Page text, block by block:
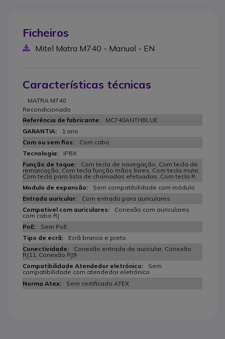
Ficheiros
Mitel Matra M740 - Manual - EN
Características técnicas
MATRA M740
Recondicionado
MC740ANTHBLUE
1 ano
Com cabo
IPBX
Com tecla de navegação, Com tecla de
remarcação, Com tecla função mãos livres, Com tecla mute,
Com tecla para lista de chamadas efetuadas, Com tecla R
Sem compatibilidade com módulo
Com entrada para auriculares
Conexão com auriculares
com cabo RJ
Sem PoE
Ecrã branco e preto
Conexão entrada de auricular, Conexão
RJ11, Conexão RJ9
Sem
compatibilidade com atendedor eletrónico
Sem certificado ATEX